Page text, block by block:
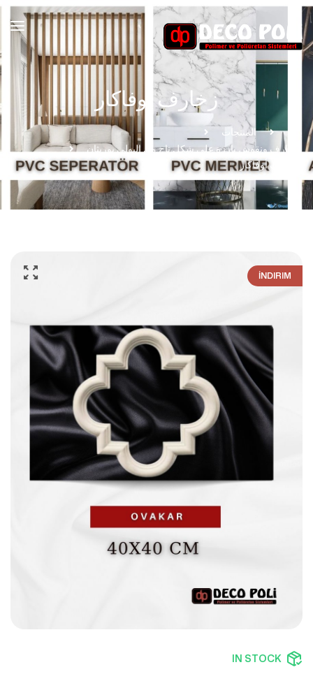
زخارف أوفاكار
بيت
المنتجات
زخارف ونقوش بارزة على شكل تاج من البولي يوريثان
زخارف أوفاكار
İNDIRIM
IN STOCK